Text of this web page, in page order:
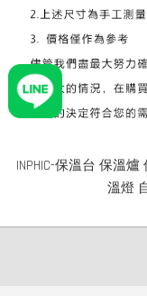
INPHIC-保溫台 保溫
溫燈